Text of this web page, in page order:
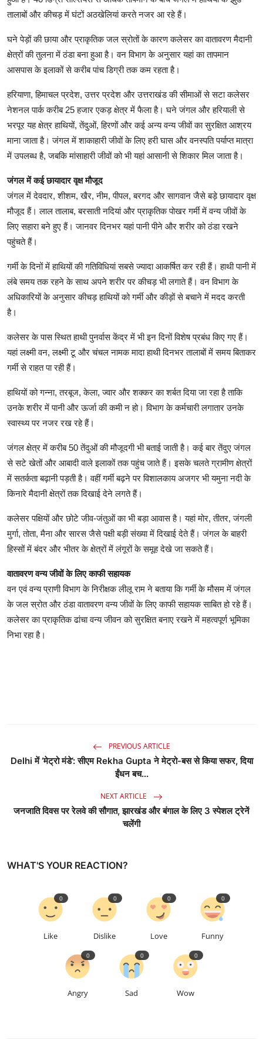
तालाबों और कीचड़ में घंटों अठखेलियां करते नजर आ रहे हैं।
घने पेड़ों की छाया और प्राकृतिक जल स्रोतों के कारण कलेसर का वातावरण मैदानी
क्षेत्रों की तुलना में ठंडा बना हुआ है। वन विभाग के अनुसार यहां का तापमान
आसपास के इलाकों से करीब पांच डिग्री तक कम रहता है।
हरियाणा, हिमाचल प्रदेश, उत्तर प्रदेश और उत्तराखंड की सीमाओं से सटा कलेसर
नेशनल पार्क करीब 25 हजार एकड़ क्षेत्र में फैला है। घने जंगल और हरियाली से
भरपूर यह क्षेत्र हाथियों, तेंदुओं, हिरणों और कई अन्य वन्य जीवों का सुरक्षित आश्रय
माना जाता है। जंगल में शाकाहारी जीवों के लिए हरी घास और वनस्पति पर्याप्त मात्रा
में उपलब्ध है, जबकि मांसाहारी जीवों को भी यहां आसानी से शिकार मिल जाता है।
जंगल में कई छायादार वृक्ष मौजूद
जंगल में देवदार, शीशम, खैर, नीम, पीपल, बरगद और सागवान जैसे बड़े छायादार वृक्ष
मौजूद हैं। लाल तालाब, बरसाती नदियां और प्राकृतिक पोखर गर्मी में वन्य जीवों के
लिए सहारा बने हुए हैं। जानवर दिनभर यहां पानी पीने और शरीर को ठंडा रखने
पहुंचते हैं।
गर्मी के दिनों में हाथियों की गतिविधियां सबसे ज्यादा आकर्षित कर रही हैं। हाथी पानी में
लंबे समय तक रहने के साथ अपने शरीर पर कीचड़ भी लगाते हैं। वन विभाग के
अधिकारियों के अनुसार कीचड़ हाथियों को गर्मी और कीड़ों से बचाने में मदद करती
है।
कलेसर के पास स्थित हाथी पुनर्वास केंद्र में भी इन दिनों विशेष प्रबंध किए गए हैं।
यहां लक्ष्मी वन, लक्ष्मी टू और चंचल नामक मादा हाथी दिनभर तालाबों में समय बिताकर
गर्मी से राहत पा रही हैं।
हाथियों को गन्ना, तरबूज, केला, ज्वार और शक्कर का शर्बत दिया जा रहा है ताकि
उनके शरीर में पानी और ऊर्जा की कमी न हो। विभाग के कर्मचारी लगातार उनके
स्वास्थ्य पर नजर रख रहे हैं।
जंगल क्षेत्र में करीब 50 तेंदुओं की मौजूदगी भी बताई जाती है। कई बार तेंदुए जंगल
से सटे खेतों और आबादी वाले इलाकों तक पहुंच जाते हैं। इसके चलते ग्रामीण क्षेत्रों
में सतर्कता बढ़ानी पड़ती है। वहीं गर्मी बढ़ने पर विशालकाय अजगर भी यमुना नदी के
किनारे मैदानी क्षेत्रों तक दिखाई देने लगते हैं।
कलेसर पक्षियों और छोटे जीव-जंतुओं का भी बड़ा आवास है। यहां मोर, तीतर, जंगली
मुर्गा, तोता, मैना और सारस जैसे पक्षी बड़ी संख्या में दिखाई देते हैं। जंगल के बाहरी
हिस्सों में बंदर और भीतर के क्षेत्रों में लंगूरों के समूह देखे जा सकते हैं।
वातावरण वन्य जीवों के लिए काफी सहायक
वन एवं वन्य प्राणी विभाग के निरीक्षक लीलू राम ने बताया कि गर्मी के मौसम में जंगल
के जल स्रोत और ठंडा वातावरण वन्य जीवों के लिए काफी सहायक साबित हो रहे हैं।
कलेसर का प्राकृतिक ढांचा वन्य जीवन को सुरक्षित बनाए रखने में महत्वपूर्ण भूमिका
निभा रहा है।
PREVIOUS ARTICLE
Delhi में ‘मेट्रो मंडे’: सीएम Rekha Gupta ने मेट्रो-बस से किया सफर, दिया
ईंधन बच...
NEXT ARTICLE
जनजाति दिवस पर रेलवे की सौगात, झारखंड और बंगाल के लिए 3 स्पेशल ट्रेनें
चलेंगी
WHAT'S YOUR REACTION?
Like
0
Dislike
0
Love
0
Funny
0
Angry
0
Sad
0
Wow
0